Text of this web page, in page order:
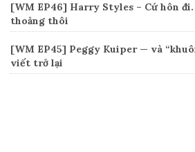
[WM EP46] Harry Styles – Cứ hôn
thoảng thôi
[WM EP45] Peggy Kuiper — và
viết trở lại